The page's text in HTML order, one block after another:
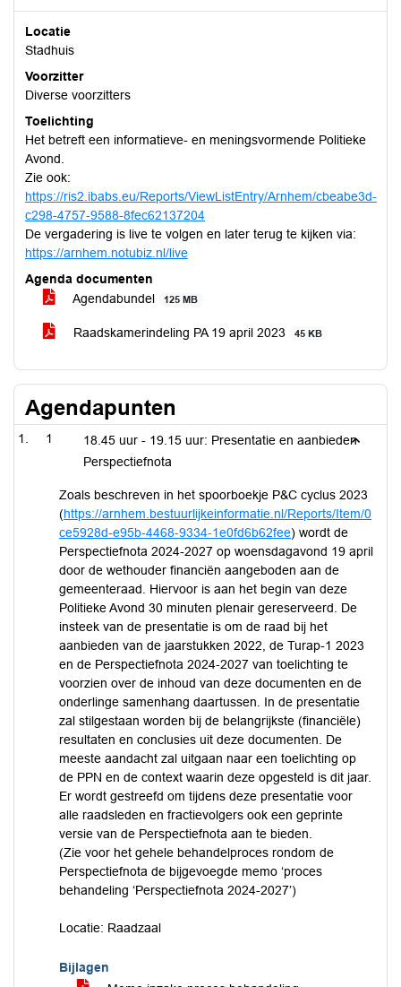
Locatie
Stadhuis
Voorzitter
Diverse voorzitters
Toelichting
Het betreft een informatieve- en meningsvormende Politieke
Avond.
Zie ook:
https://ris2.ibabs.eu/Reports/ViewListEntry/Arnhem/cbeabe3d-
c298-4757-9588-8fec62137204
De vergadering is live te volgen en later terug te kijken via:
https://arnhem.notubiz.nl/live
Agenda documenten
Agendabundel
125 MB
Raadskamerindeling PA 19 april 2023 45 KB
Agendapunten
1
18.45 uur - 19.15 uur: Presentatie en aanbieden
Perspectiefnota
Zoals beschreven in het spoorboekje P&C cyclus 2023
(https://arnhem.bestuurlijkeinformatie.nl/Reports/Item/0
ce5928d-e95b-4468-9334-1e0fd6b62fee) wordt de
Perspectiefnota 2024-2027 op woensdagavond 19 april
door de wethouder financiën aangeboden aan de
gemeenteraad. Hiervoor is aan het begin van deze
Politieke Avond 30 minuten plenair gereserveerd. De
insteek van de presentatie is om de raad bij het
aanbieden van de jaarstukken 2022, de Turap-1 2023
en de Perspectiefnota 2024-2027 van toelichting te
voorzien over de inhoud van deze documenten en de
onderlinge samenhang daartussen. In de presentatie
zal stilgestaan worden bij de belangrijkste (financiële)
resultaten en conclusies uit deze documenten. De
meeste aandacht zal uitgaan naar een toelichting op
de PPN en de context waarin deze opgesteld is dit jaar.
Er wordt gestreefd om tijdens deze presentatie voor
alle raadsleden en fractievolgers ook een geprinte
versie van de Perspectiefnota aan te bieden.
(Zie voor het gehele behandelproces rondom de
Perspectiefnota de bijgevoegde memo ‘proces
behandeling ‘Perspectiefnota 2024-2027’)
Locatie: Raadzaal
Bijlagen